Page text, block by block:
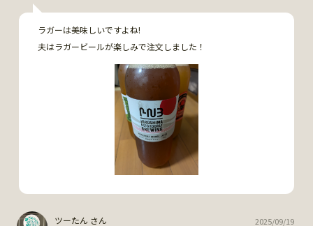
ラガーは美味しいですよね!
夫はラガービールが楽しみで注文しました！
ツーたん さん 2025/09/19